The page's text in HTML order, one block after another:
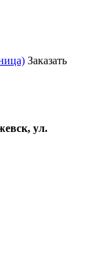
Заказать
ул.